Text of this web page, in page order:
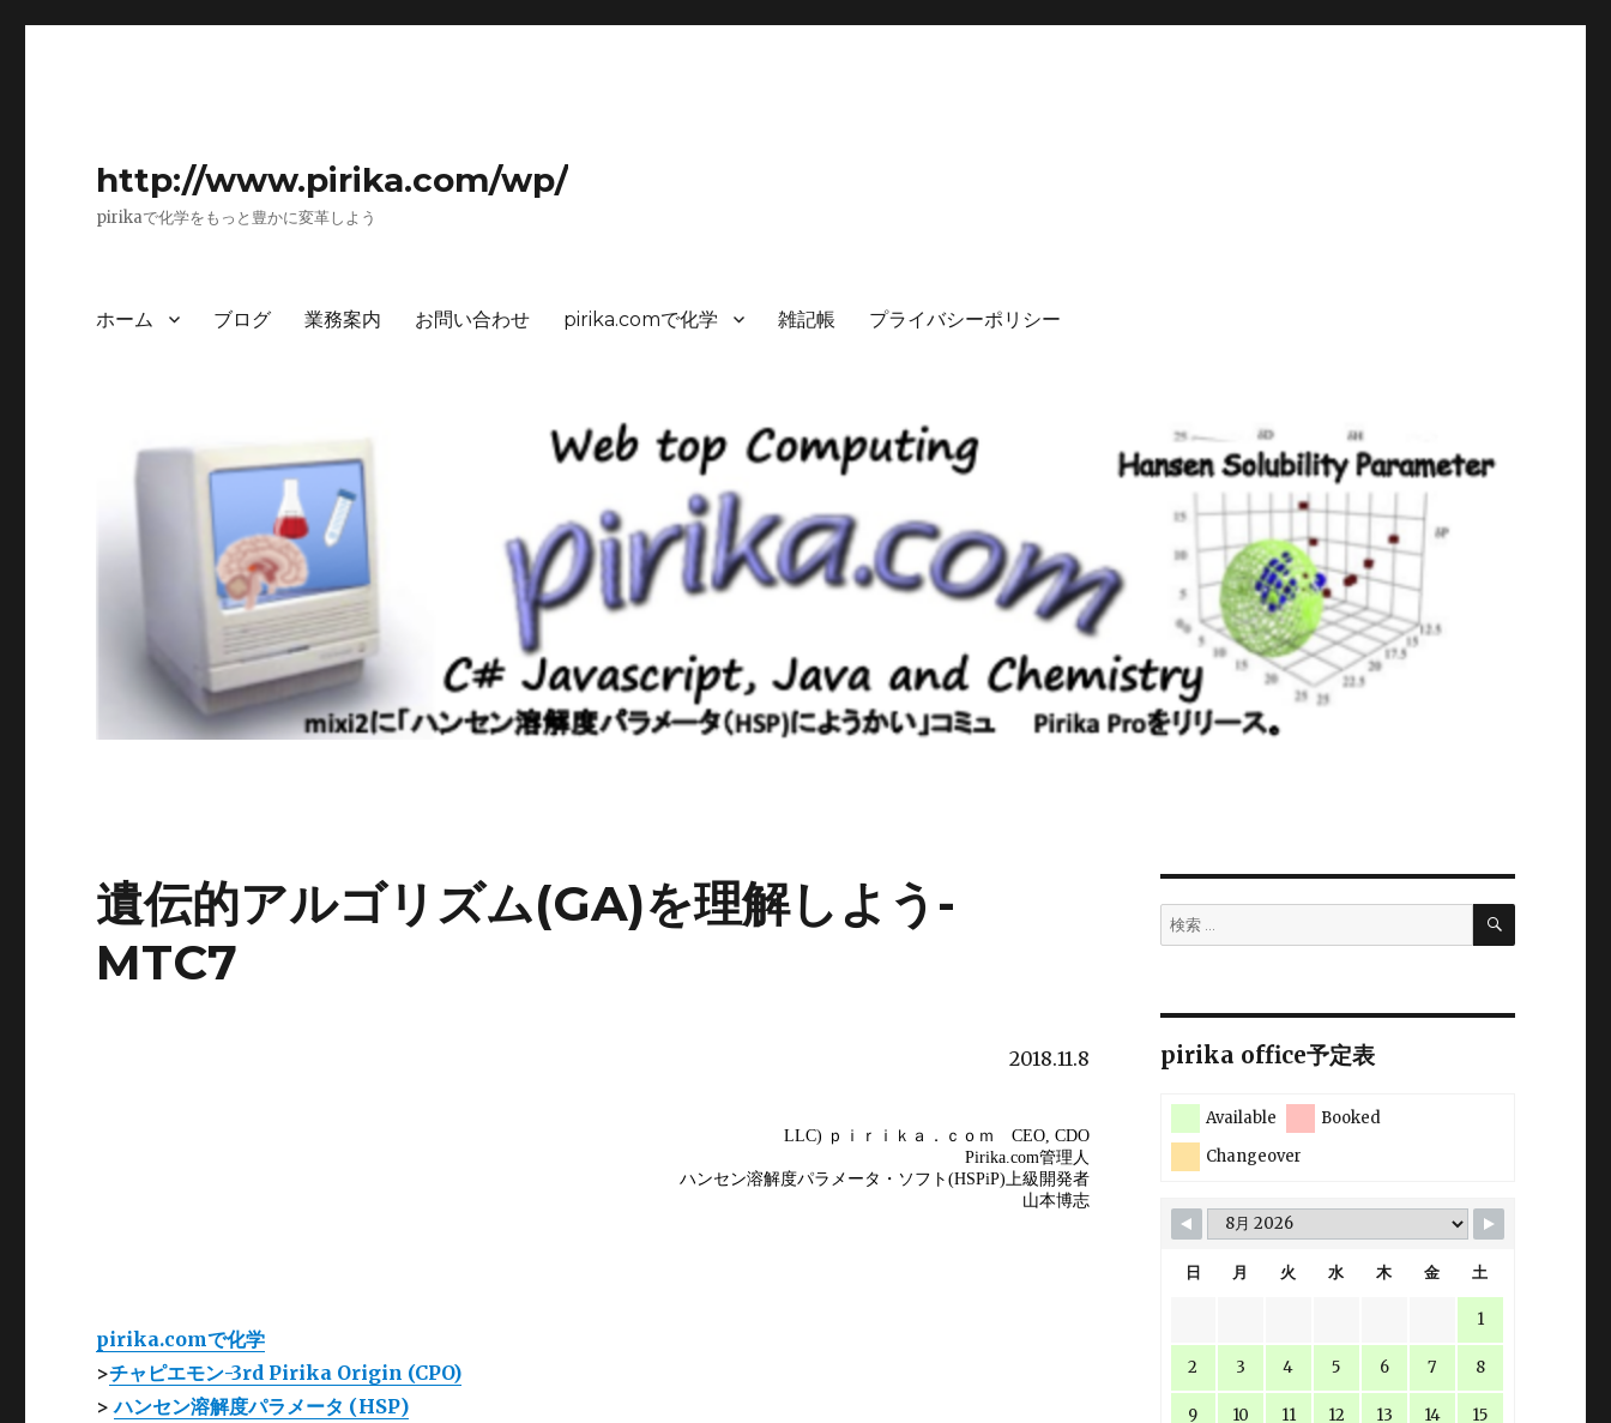
http://www.pirika.com/wp/
pirikaで化学をもっと豊かに変革しよう
ホーム ブログ 業務案内 お問い合わせ pirika.comで化学 雑記帳 プライバシーポリシー
遺伝的アルゴリズム(GA)を理解しよう-
MTC7
2018.11.8
pirika.comで化学
>チャピエモン-3rd Pirika Origin (CPO)
>ハンセン溶解度パラメータ (HSP)
検
索:
検
pirika office予定表
Available
Booked
Changeover
日 月 火 水 木 金 土
1
2 3 4 5 6 7 8
9 10 11 12 13 14 15